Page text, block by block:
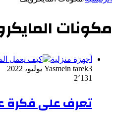
مكونات
أجهزة منزلية
Yasmein tarek3 يوليو، 2022
2٬131
تعرف على فكرة